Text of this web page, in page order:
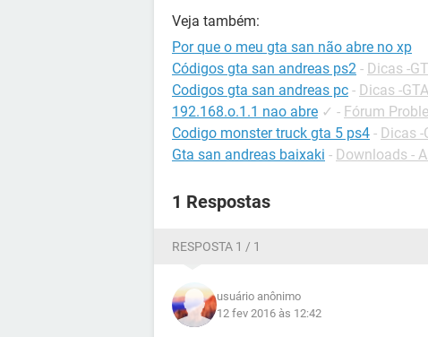
Veja também:
Por que o meu gta san não abre no xp
Códigos gta san andreas ps2 - Dicas -
Codigos gta san andreas pc - Dicas -
192.168.o.1.1 nao abre ✓ - Fórum
Codigo monster truck gta 5 ps4 - Dicas -
Gta san andreas baixaki - Downloads -
1 Respostas
RESPOSTA 1 / 1
usuário anônimo
12 fev 2016 às 12:42